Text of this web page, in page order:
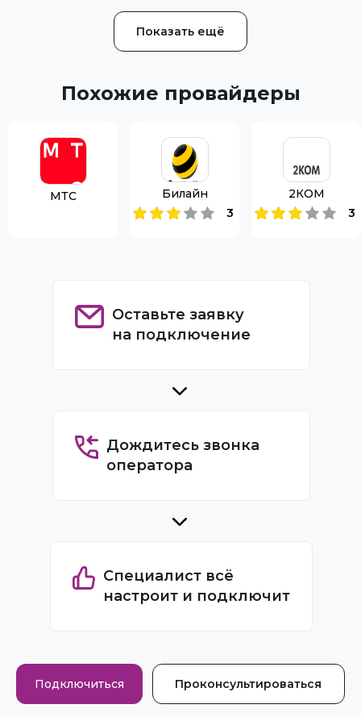
Показать ещё
Похожие провайдеры
МТС
Билайн
3
2КОМ
3
Оставьте заявку
на подключение
Дождитесь звонка
оператора
Специалист всё
настроит и подключит
Подключиться Проконсультироваться